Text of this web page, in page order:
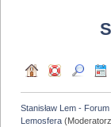
Stanisław Lem - Forum
Lemosfera